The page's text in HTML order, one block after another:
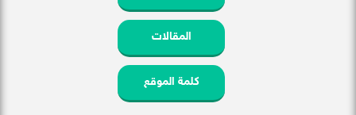
المقالات
كلمة الموقع